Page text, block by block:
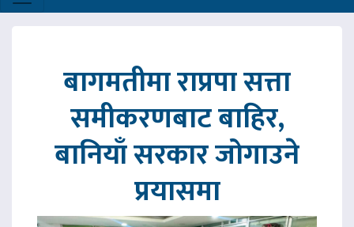
बागमतीमा राप्रपा सत्ता
समीकरणबाट बाहिर,
बानियाँ सरकार जोगाउने
प्रयासमा